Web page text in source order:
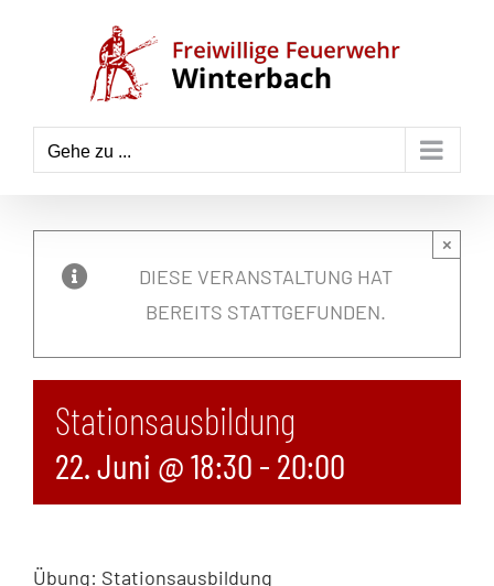
Gehe zu ...
DIESE VERANSTALTUNG HAT
BEREITS STATTGEFUNDEN.
×
Stationsausbildung
22. Juni @ 18:30 - 20:00
Übung: Stationsausbildung